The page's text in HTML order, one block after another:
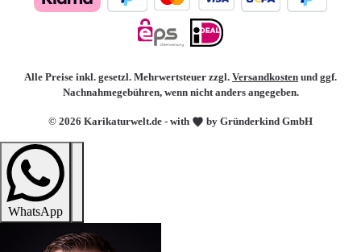
© 2026 Karikaturwelt.de - with by Gründerkind GmbH
Alle Preise inkl. gesetzl. Mehrwertsteuer zzgl. Versandkosten und ggf.
Nachnahmegebühren, wenn nicht anders angegeben.
WhatsApp